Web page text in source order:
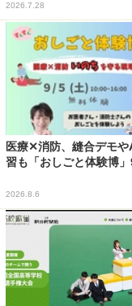
2026.7.28
医療✕消防、縫合デモや
習も「おしごと体験博
2026.8.6